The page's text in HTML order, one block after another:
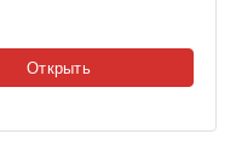
Открыть